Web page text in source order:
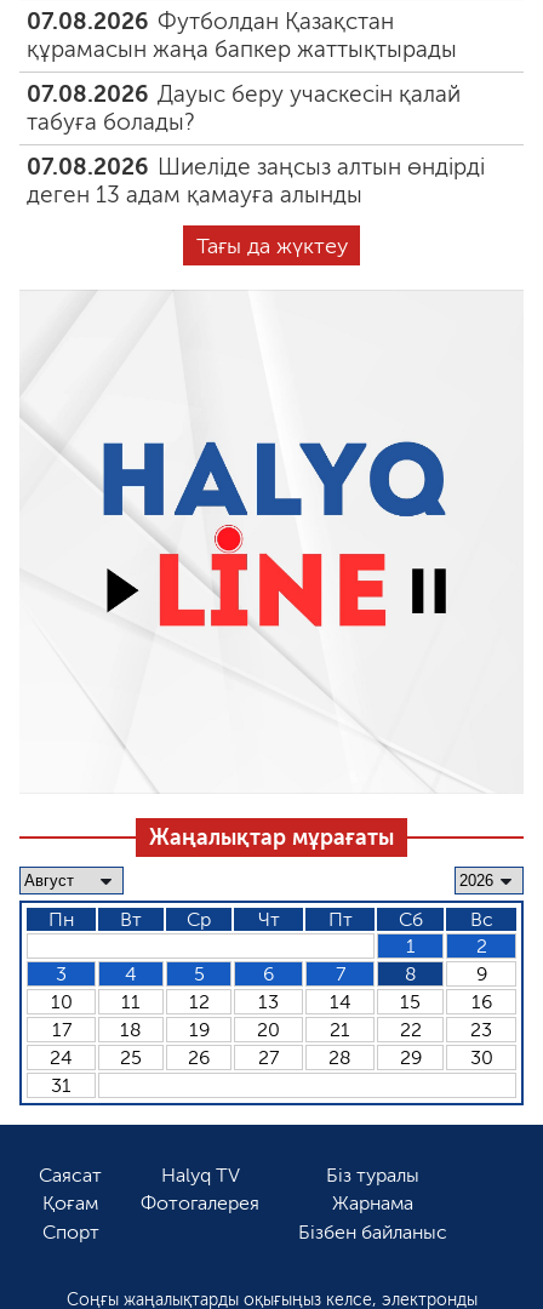
07.08.2026 Футболдан Қазақстан
құрамасын жаңа бапкер жаттықтырады
07.08.2026 Дауыс беру учаскесін қалай
табуға болады?
07.08.2026 Шиеліде заңсыз алтын өндірді
деген 13 адам қамауға алынды
Тағы да жүктеу
Жаңалықтар мұрағаты
Пн Вт Ср Чт Пт Сб
Вс
1
2
3
4 5 6 7 8
9
10
11 12 13 14 15
16
17
18 19 20 21 22
23
24
25 26 27 28 29
30
31
Саясат
Қоғам
Спорт
Halyq TV
Фотогалерея
Біз туралы
Жарнама
Бізбен байланыс
Соңғы жаңалықтарды оқығыңыз келсе, электронды